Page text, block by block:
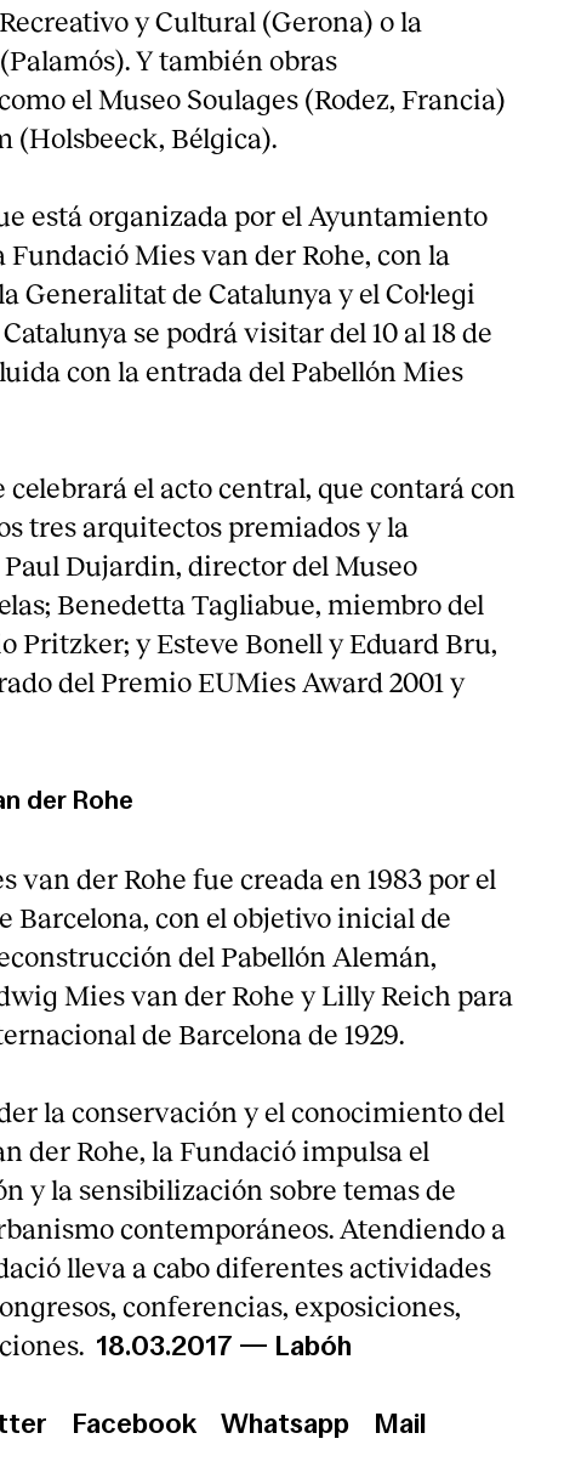
y Cultural (Gerona) o la
Y también obras
el Museo Soulages (Rodez, Francia)
(Holsbeeck, Bélgica).
está organizada por el Ayuntamiento
Fundació Mies van der Rohe, con la
Generalitat de Catalunya y el Col·legi
se podrá visitar del 10 al 18 de
con la entrada del Pabellón Mies
celebrará el acto central, que contará con
tres arquitectos premiados y la
Dujardin, director del Museo
Benedetta Tagliabue, miembro del
Pritzker; y Esteve Bonell y Eduard Bru,
del Premio EUMies Award 2001 y
der Rohe
van der Rohe fue creada en 1983 por el
Barcelona, con el objetivo inicial de
del Pabellón Alemán,
Mies van der Rohe y Lilly Reich para
de Barcelona de 1929.
la conservación y el conocimiento del
der Rohe, la Fundació impulsa el
y la sensibilización sobre temas de
contemporáneos. Atendiendo a
lleva a cabo diferentes actividades
conferencias, exposiciones,
18.03.2017 — Labóh
Facebook Whatsapp Mail